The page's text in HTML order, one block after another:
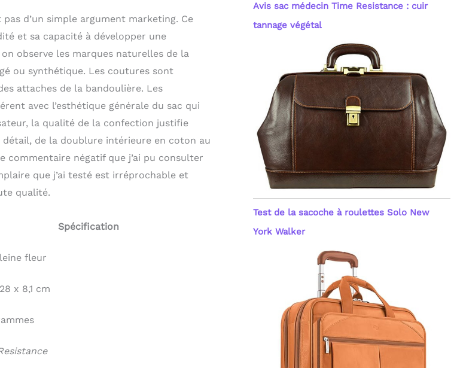
d’un simple argument marketing. Ce
et sa capacité à développer une
observe les marques naturelles de la
ou synthétique. Les coutures sont
attaches de la bandoulière. Les
avec l’esthétique générale du sac qui
la qualité de la confection justifie
détail, de la doublure intérieure en coton au
commentaire négatif que j’ai pu consulter
que j’ai testé est irréprochable et
qualité.
Spécification
fleur
x 8,1 cm
Avis sac médecin Time Resistance : cuir
tannage végétal
Test de la sacoche à roulettes Solo New
York Walker